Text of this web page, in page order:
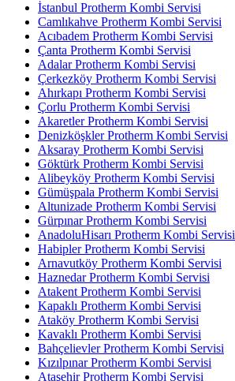
İstanbul Protherm Kombi Servisi
Camlıkahve Protherm Kombi Servisi
Acıbadem Protherm Kombi Servisi
Çanta Protherm Kombi Servisi
Adalar Protherm Kombi Servisi
Çerkezköy Protherm Kombi Servisi
Ahırkapı Protherm Kombi Servisi
Çorlu Protherm Kombi Servisi
Akaretler Protherm Kombi Servisi
Denizköşkler Protherm Kombi Servisi
Aksaray Protherm Kombi Servisi
Göktürk Protherm Kombi Servisi
Alibeyköy Protherm Kombi Servisi
Gümüşpala Protherm Kombi Servisi
Altunizade Protherm Kombi Servisi
Gürpınar Protherm Kombi Servisi
AnadoluHisarı Protherm Kombi Servisi
Habipler Protherm Kombi Servisi
Arnavutköy Protherm Kombi Servisi
Haznedar Protherm Kombi Servisi
Atakent Protherm Kombi Servisi
Kapaklı Protherm Kombi Servisi
Ataköy Protherm Kombi Servisi
Kavaklı Protherm Kombi Servisi
Bahçelievler Protherm Kombi Servisi
Kızılpınar Protherm Kombi Servisi
Ataşehir Protherm Kombi Servisi